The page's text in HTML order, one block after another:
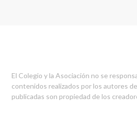
El Colegio y la Asociación no se
contenidos realizados por los autores
publicadas son propiedad de los